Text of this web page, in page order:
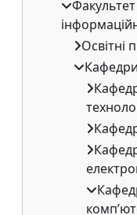
Факультет
Освітні
Кафедри